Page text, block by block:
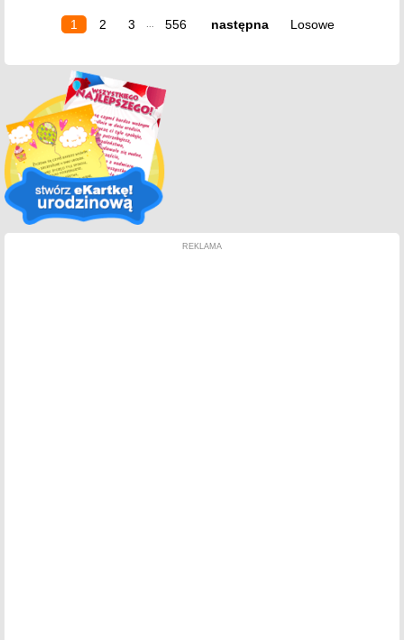
1 2 3 556 następna Losowe
REKLAMA